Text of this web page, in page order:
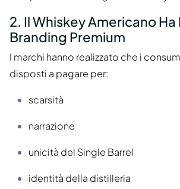
2. Il Whiskey Americano
Branding Premium
I marchi hanno realizzato che i
disposti a pagare per:
scarsità
narrazione
unicità del Single Barrel
identità della distilleria